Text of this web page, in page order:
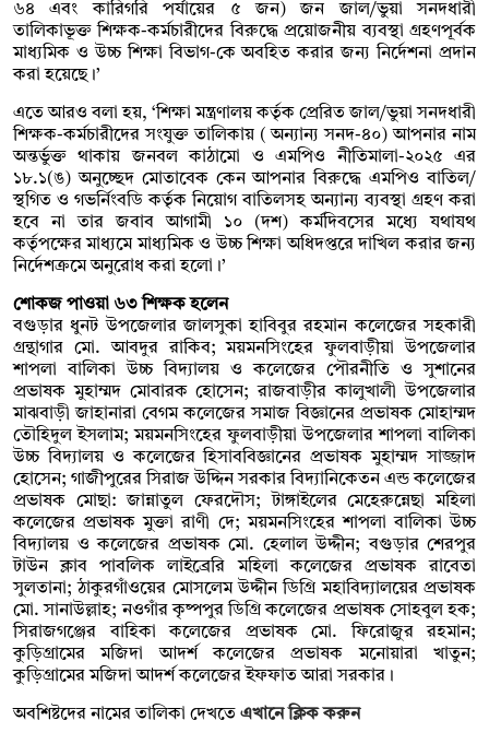
৬৪ এবং কারিগরি পর্যায়ের ৫ জন) জন জাল/ভুয়া সনদধারী
তালিকাভূক্ত শিক্ষক-কর্মচারীদের বিরুদ্ধে প্রয়োজনীয় ব্যবস্থা গ্রহণপূর্বক
মাধ্যমিক ও উচ্চ শিক্ষা বিভাগ-কে অবহিত করার জন্য নির্দেশনা প্রদান
করা হয়েছে।’
এতে আরও বলা হয়, ‘শিক্ষা মন্ত্রণালয় কর্তৃক প্রেরিত জাল/ভুয়া সনদধারী
শিক্ষক-কর্মচারীদের সংযুক্ত তালিকায় ( অন্যান্য সনদ-৪০) আপনার নাম
অন্তর্ভুক্ত থাকায় জনবল কাঠামো ও এমপিও নীতিমালা-২০২৫ এর
১৮.১(ঙ) অনুচ্ছেদ মোতাবেক কেন আপনার বিরুদ্ধে এমপিও বাতিল/
স্থগিত ও গভর্নিংবডি কর্তৃক নিয়োগ বাতিলসহ অন্যান্য ব্যবস্থা গ্রহণ করা
হবে না তার জবাব আগামী ১০ (দশ) কর্মদিবসের মধ্যে যথাযথ
কর্তৃপক্ষের মাধ্যমে মাধ্যমিক ও উচ্চ শিক্ষা অধিদপ্তরে দাখিল করার জন্য
নির্দেশক্রমে অনুরোধ করা হলো।’
শোকজ পাওয়া ৬৩ শিক্ষক হলেন
বগুড়ার ধুনট উপজেলার জালসুকা হাবিবুর রহমান কলেজের সহকারী
গ্রন্থাগার মো. আবদুর রাকিব; ময়মনসিংহের ফুলবাড়ীয়া উপজেলার
শাপলা বালিকা উচ্চ বিদ্যালয় ও কলেজের পৌরনীতি ও সুশানের
প্রভাষক মুহাম্মদ মোবারক হোসেন; রাজবাড়ীর কালুখালী উপজেলার
মাঝবাড়ী জাহানারা বেগম কলেজের সমাজ বিজ্ঞানের প্রভাষক মোহাম্মদ
তৌহিদুল ইসলাম; ময়মনসিংহের ফুলবাড়ীয়া উপজেলার শাপলা বালিকা
উচ্চ বিদ্যালয় ও কলেজের হিসাববিজ্ঞানের প্রভাষক মুহাম্মদ সাজ্জাদ
হোসেন; গাজীপুরের সিরাজ উদ্দিন সরকার বিদ্যানিকেতন এন্ড কলেজের
প্রভাষক মোছা: জান্নাতুল ফেরদৌস; টাঙ্গাইলের মেহেরুন্নেছা মহিলা
কলেজের প্রভাষক মুক্তা রাণী দে; ময়মনসিংহের শাপলা বালিকা উচ্চ
বিদ্যালয় ও কলেজের প্রভাষক মো. হেলাল উদ্দীন; বগুড়ার শেরপুর
টাউন ক্লাব পাবলিক লাইব্রেরি মহিলা কলেজের প্রভাষক রাবেতা
সুলতানা; ঠাকুরগাঁওয়ের মোসলেম উদ্দীন ডিগ্রি মহাবিদ্যালয়ের প্রভাষক
মো. সানাউল্লাহ; নওগাঁর কৃষ্পপুর ডিগ্রি কলেজের প্রভাষক সোহবুল হক;
সিরাজগঞ্জের বাহিকা কলেজের প্রভাষক মো. ফিরোজুর রহমান;
কুড়িগ্রামের মজিদা আদর্শ কলেজের প্রভাষক মনোয়ারা খাতুন;
কুড়িগ্রামের মজিদা আদর্শ কলেজের ইফফাত আরা সরকার।
অবশিষ্টদের নামের তালিকা দেখতে এখানে ক্লিক করুন